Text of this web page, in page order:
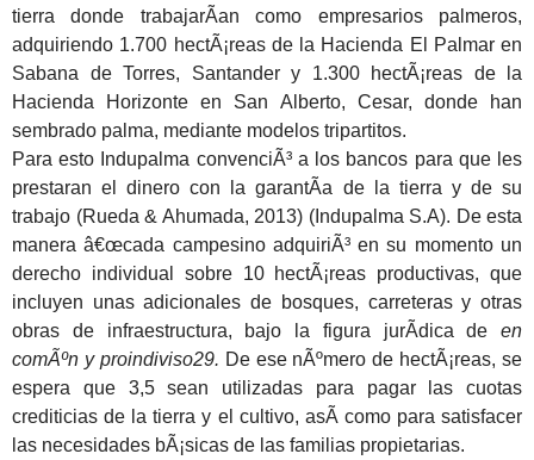
tierra donde trabajarÃ­an como empresarios palmeros,
adquiriendo 1.700 hectÃ¡reas de la Hacienda El Palmar en
Sabana de Torres, Santander y 1.300 hectÃ¡reas de la
Hacienda Horizonte en San Alberto, Cesar, donde han
sembrado palma, mediante modelos tripartitos.
Para esto Indupalma convenciÃ³ a los bancos para que les
prestaran el dinero con la garantÃ­a de la tierra y de su
trabajo (Rueda & Ahumada, 2013) (Indupalma S.A). De esta
manera â€œcada campesino adquiriÃ³ en su momento un
derecho individual sobre 10 hectÃ¡reas productivas, que
incluyen unas adicionales de bosques, carreteras y otras
obras de infraestructura, bajo la figura jurÃ­dica de en
comÃºn y proindiviso29. De ese nÃºmero de hectÃ¡reas, se
espera que 3,5 sean utilizadas para pagar las cuotas
crediticias de la tierra y el cultivo, asÃ­ como para satisfacer
las necesidades bÃ¡sicas de las familias propietarias.